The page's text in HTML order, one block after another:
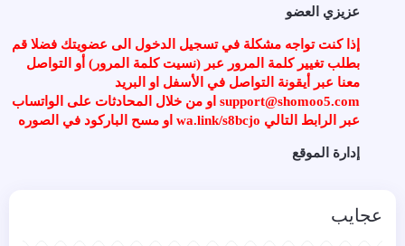
عزيزي العضو
إذا كنت تواجه مشكلة في تسجيل الدخول الى عضويتك فضلا قم
بطلب تغيير كلمة المرور عبر (نسيت كلمة المرور) أو التواصل
معنا عبر أيقونة التواصل في الأسفل او البريد
support@shomoo5.com او من خلال المحادثات على الواتساب
عبر الرابط التالي wa.link/s8bcjo او مسح الباركود في الصوره
إدارة الموقع
عجايب